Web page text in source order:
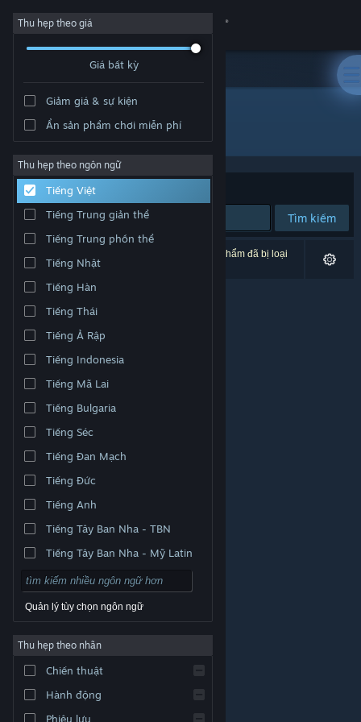
Đăng nhập
Cộng đồng
Thông tin
Hỗ trợ
Thay đổi ngôn ngữ
Cài ứng dụng Steam di động
Xem web cho desktop
thương hiệu là tài sản của chủ sở hữu tương ứng tại
Pháp lý
Hỗ trợ tiếp cận
ký Steam
|Hoàn tiền|
Thu hẹp theo giá
Giá bất kỳ
Giảm giá & sự kiện
Ẩn sản phẩm chơi miễn phí
Thu hẹp theo ngôn ngữ
Tiếng Việt
Tiếng Trung giản thể
Tiếng Trung phồn thể
Tiếng Nhật
Tiếng Hàn
Tiếng Thái
Tiếng Ả Rập
Tiếng Indonesia
Tiếng Mã Lai
Tiếng Bulgaria
Tiếng Séc
Tiếng Đan Mạch
Tiếng Đức
Tiếng Anh
Tiếng Tây Ban Nha - TBN
Tiếng Tây Ban Nha - Mỹ Latin
Quản lý tùy chọn ngôn ngữ
Thu hẹp theo nhãn
Chiến thuật
Hành động
Phiêu lưu
Nhà phát triển: Chessbase
Xếp theo Độ liên quan
Tìm kiếm
0 kết quả phù hợp tìm kiếm của bạn. 6 tựa sản phẩm đã bị loại
trừ dựa trên tùy chỉnh của bạn.